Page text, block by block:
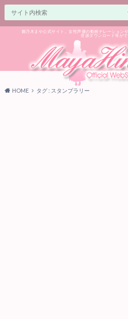
雛乃木まや公式サイト。女性声優の動画ナレーション
音源ダウンロード等がで
HOME タグ : スタンプラリー